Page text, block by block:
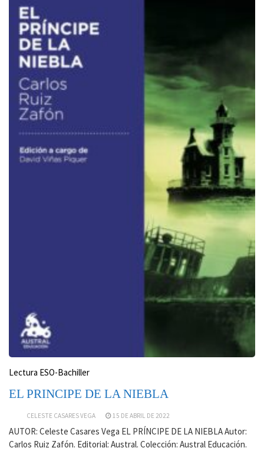
Lectura ESO-Bachiller
EL PRINCIPE DE LA NIEBLA
CELESTE CASARES VEGA 15 DE ABRIL DE 2022
AUTOR: Celeste Casares Vega EL PRÍNCIPE DE LA NIEBLA Autor:
Carlos Ruiz Zafón. Editorial: Austral. Colección: Austral Educación.